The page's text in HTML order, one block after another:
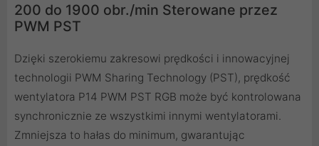
200 do 1900 obr./min Sterowane przez
PWM PST
Dzięki szerokiemu zakresowi prędkości i innowacyjnej
technologii PWM Sharing Technology (PST), prędkość
wentylatora P14 PWM PST RGB może być kontrolowana
synchronicznie ze wszystkimi innymi wentylatorami.
Zmniejsza to hałas do minimum, gwarantując